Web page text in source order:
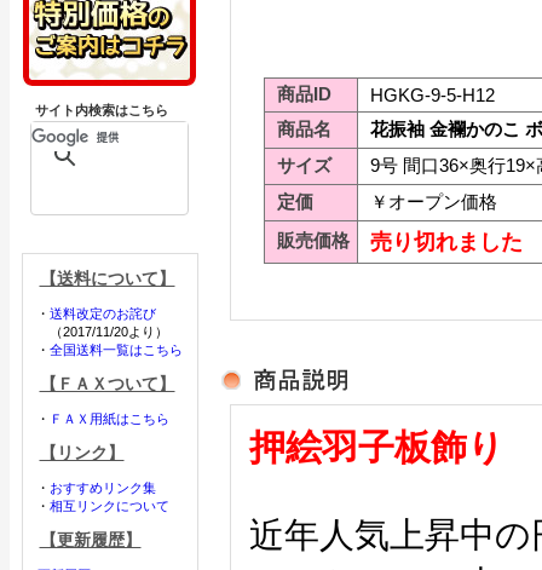
サイト内検索はこちら
【送料について】
・ 送料改定のお詫び
（2017/11/20より）
・ 全国送料一覧はこちら
【ＦＡＸついて】
・ ＦＡＸ用紙はこちら
【リンク】
・ おすすめリンク集
・ 相互リンクについて
【更新履歴】
商品ID
HGKG-9-5-H12
商品名
花振袖 金襴かのこ
サイズ
9号 間口36×奥行19×
定価
￥オープン価格
販売価格
売り切れました
押絵羽子板飾り
近年人気上昇中